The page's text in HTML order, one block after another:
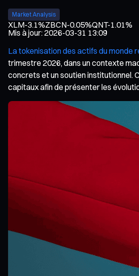
Market Analysis
XLM-3.1%ZBCN-0.05%QNT-1.01%
Mis à jour:2026-03-31 13:09
La tokenisation des actifs du monde
trimestre 2026, dans un contexte
concrets et un soutien institutionnel.
capitaux afin de présenter les